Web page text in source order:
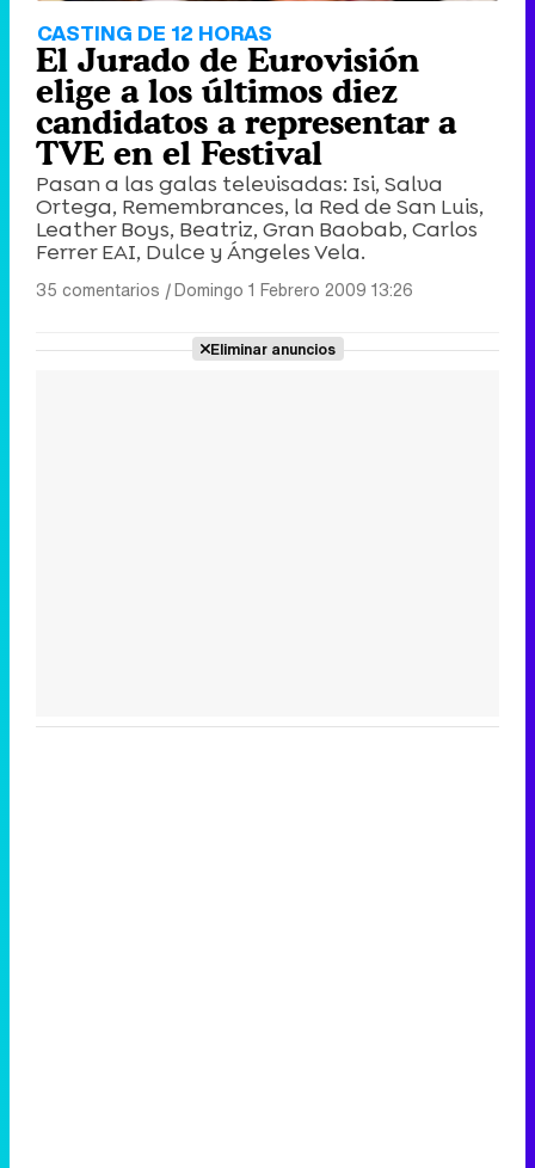
CASTING DE 12 HORAS
El Jurado de Eurovisión
elige a los últimos diez
candidatos a representar a
TVE en el Festival
Pasan a las galas televisadas: Isi, Salva
Ortega, Remembrances, la Red de San Luis,
Leather Boys, Beatriz, Gran Baobab, Carlos
Ferrer EAI, Dulce y Ángeles Vela.
35 comentarios |Domingo 1 Febrero 2009 13:26
Eliminar anuncios